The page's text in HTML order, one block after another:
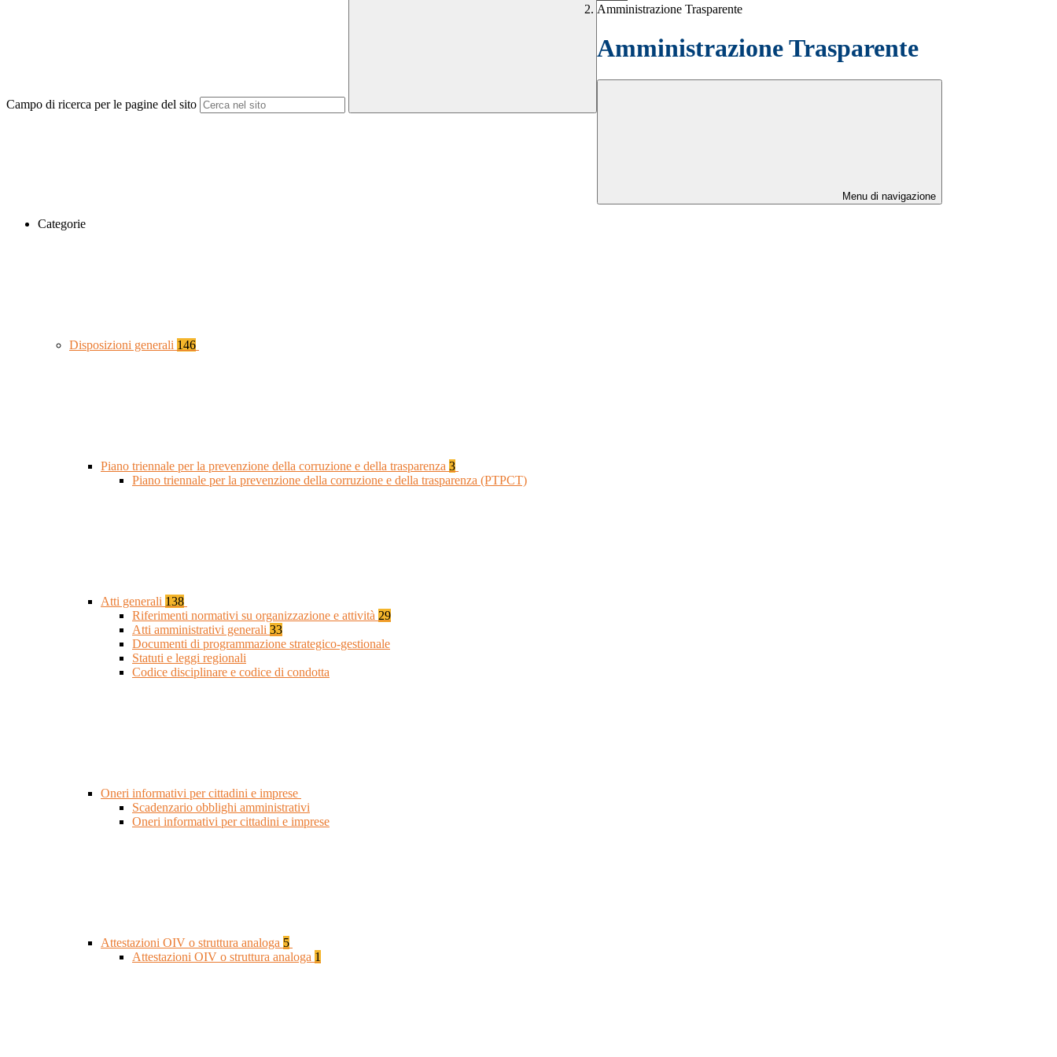
Campo di ricerca per le pagine del sito
Amministrazione Trasparente
Amministrazione Trasparente
Menu di navigazione
Categorie
Disposizioni generali 146
Piano triennale per la prevenzione della corruzione e della trasparenza 3
Piano triennale per la prevenzione della corruzione e della trasparenza (PTPCT)
Atti generali 138
Riferimenti normativi su organizzazione e attività 29
Atti amministrativi generali 33
Documenti di programmazione strategico-gestionale
Statuti e leggi regionali
Codice disciplinare e codice di condotta
Oneri informativi per cittadini e imprese
Scadenzario obblighi amministrativi
Oneri informativi per cittadini e imprese
Attestazioni OIV o struttura analoga 5
Attestazioni OIV o struttura analoga 1